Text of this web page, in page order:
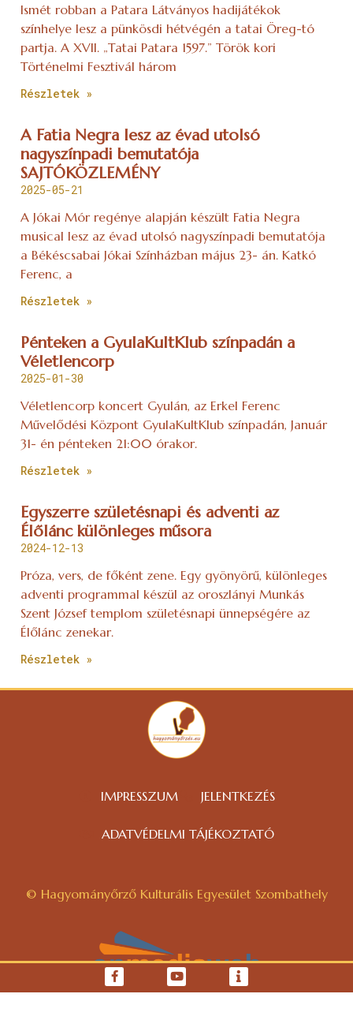
Ismét robban a Patara Látványos hadijátékok
színhelye lesz a pünkösdi hétvégén a tatai Öreg-tó
partja. A XVII. „Tatai Patara 1597.” Török kori
Történelmi Fesztivál három
Részletek »
A Fatia Negra lesz az évad utolsó
nagyszínpadi bemutatója
SAJTÓKÖZLEMÉNY
2025-05-21
A Jókai Mór regénye alapján készült Fatia Negra
musical lesz az évad utolsó nagyszínpadi bemutatója
a Békéscsabai Jókai Színházban május 23- án. Katkó
Ferenc, a
Részletek »
Pénteken a GyulaKultKlub színpadán a
Véletlencorp
2025-01-30
Véletlencorp koncert Gyulán, az Erkel Ferenc
Művelődési Központ GyulaKultKlub színpadán, Január
31- én pénteken 21:00 órakor.
Részletek »
Egyszerre születésnapi és adventi az
Élőlánc különleges műsora
2024-12-13
Próza, vers, de főként zene. Egy gyönyörű, különleges
adventi programmal készül az oroszlányi Munkás
Szent József templom születésnapi ünnepségére az
Élőlánc zenekar.
Részletek »
IMPRESSZUM JELENTKEZÉS
ADATVÉDELMI TÁJÉKOZTATÓ
© Hagyományőrző Kulturális Egyesület Szombathely
WEBOLDAL KÉSZÍTÉS